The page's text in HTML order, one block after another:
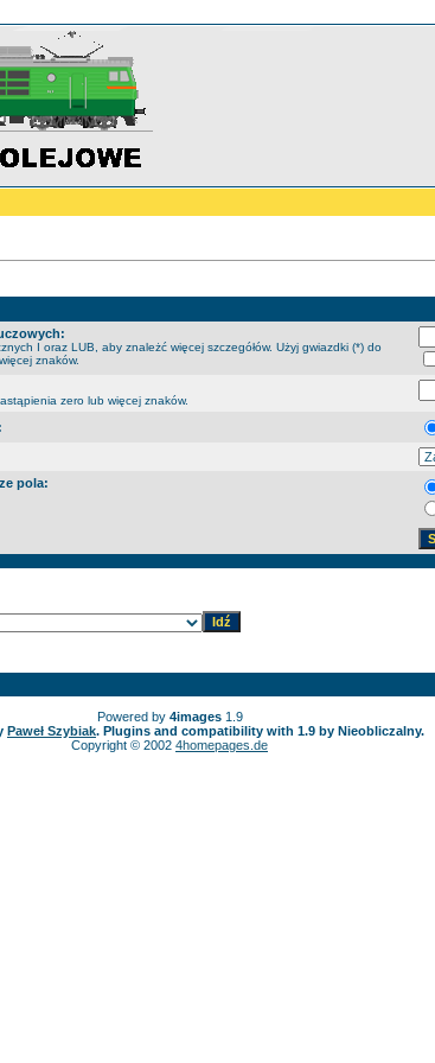
I oraz LUB, aby znależć więcej szczegółów. Użyj gwiazdki (*) do
znaków.
zero lub więcej znaków.
pola:
Powered by 4images1.9
Paweł Szybiak. Plugins and compatibility with 1.9 by Nieobliczalny.
Copyright © 2002 4homepages.de